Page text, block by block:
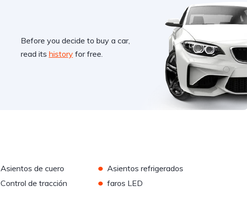
Before you decide to buy a car,
read its historyfor free.
Asientos de cuero • Asientos refrigerados
Control de tracción • faros LED